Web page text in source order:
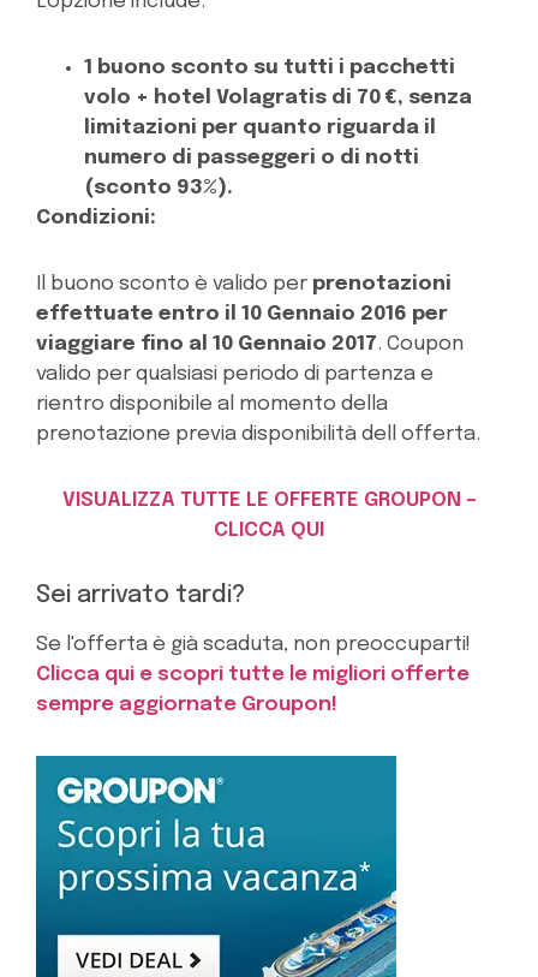
1 buono sconto su tutti i pacchetti
volo + hotel Volagratis di 70 €, senza
limitazioni per quanto riguarda il
numero di passeggeri o di notti
(sconto 93%).
Condizioni:
Il buono sconto è valido per prenotazioni
effettuate entro il 10 Gennaio 2016 per
viaggiare fino al 10 Gennaio 2017. Coupon
valido per qualsiasi periodo di partenza e
rientro disponibile al momento della
prenotazione previa disponibilità dell offerta.
VISUALIZZA TUTTE LE OFFERTE GROUPON –
CLICCA QUI
Sei arrivato tardi?
Se l'offerta è già scaduta, non preoccuparti!
Clicca qui e scopri tutte le migliori offerte
sempre aggiornate Groupon!